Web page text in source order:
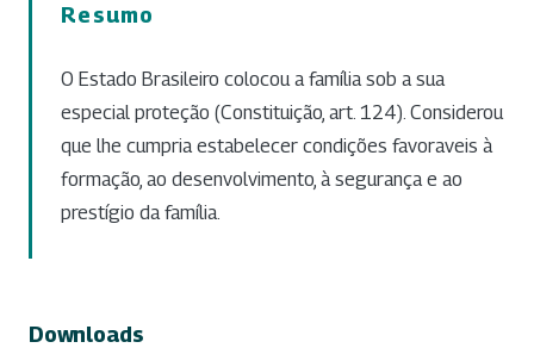
Resumo
O Estado Brasileiro colocou a família sob a sua
especial proteção (Constituição, art. 124). Considerou
que lhe cumpria estabelecer condições favoraveis à
formação, ao desenvolvimento, à segurança e ao
prestígio da família.
Downloads